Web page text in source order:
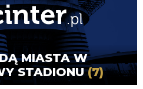
MIASTA W
STADIONU(7)